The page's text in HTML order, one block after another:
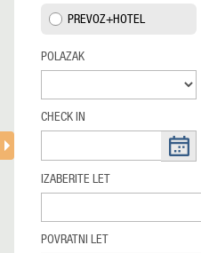
PREVOZ+HOTEL
POLAZAK
CHECK IN
IZABERITE LET
POVRATNI LET